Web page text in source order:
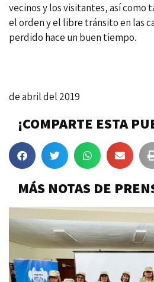
vecinos y los visitantes, así como
el orden y el libre tránsito en las
perdido hace un buen tiempo.
Pueblo
de abril del 2019
¡COMPARTE ESTA
MÁS NOTAS DE